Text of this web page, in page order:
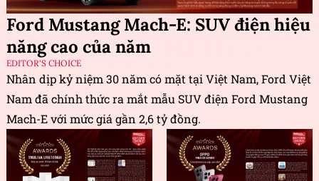
Ford Mustang Mach-E: SUV điện hiệu
năng cao của năm
EDITOR'S CHOICE
Nhân dịp kỷ niệm 30 năm có mặt tại Việt Nam, Ford Việt
Nam đã chính thức ra mắt mẫu SUV điện Ford Mustang
Mach-E với mức giá gần 2,6 tỷ đồng.